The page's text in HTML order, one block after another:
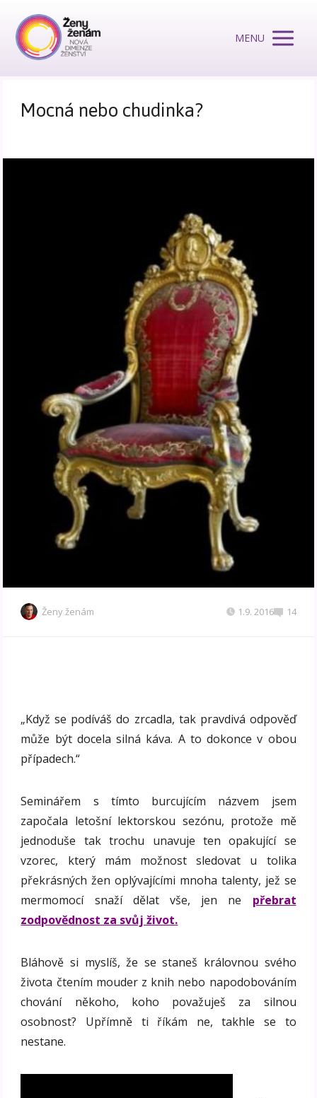
MENU
Mocná nebo chudinka?
Ženy ženám 1.9. 2016 14
„Když se podíváš do zrcadla, tak pravdivá odpověď
může být docela silná káva. A to dokonce v obou
případech.“
Seminářem s tímto burcujícím názvem jsem
započala letošní lektorskou sezónu, protože mě
jednoduše tak trochu unavuje ten opakující se
vzorec, který mám možnost sledovat u tolika
překrásných žen oplývajícími mnoha talenty, jež se
mermomocí snaží dělat vše, jen ne přebrat
zodpovědnost za svůj život.
Bláhově si myslíš, že se staneš královnou svého
života čtením mouder z knih nebo napodobováním
chování někoho, koho považuješ za silnou
osobnost? Upřímně ti říkám ne, takhle se to
nestane.